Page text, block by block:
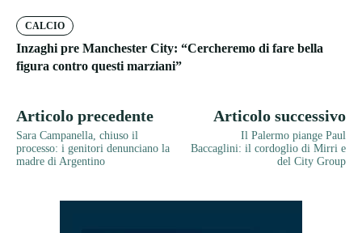
CALCIO
Inzaghi pre Manchester City: “Cercheremo di fare bella
figura contro questi marziani”
Articolo precedente
Sara Campanella, chiuso il
processo: i genitori denunciano la
madre di Argentino
Articolo successivo
Il Palermo piange Paul
Baccaglini: il cordoglio di Mirri e
del City Group